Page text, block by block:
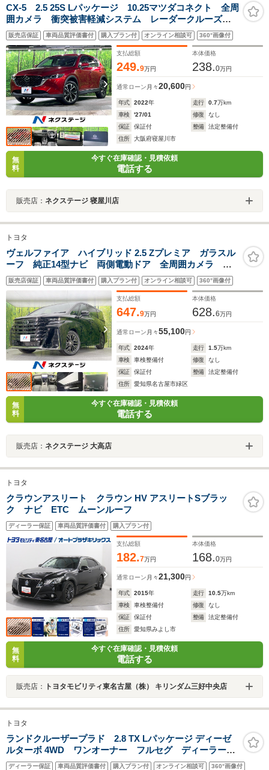
CX-5 2.5 25S Lパッケージ 10.25マツダコネクト 全周
囲カメラ 衝突被害軽減システム レーダークルーズ
電動リアゲート レザーシート コーナーセンサー ス
マートキー LEDヘッド ETC オートハイビーム
販売店保証 車両品質評価書付 購入プラン付 オンライン相談可 360°画像付
支払総額
249.9万円
本体価格
238.0万円
通常ローン 月々20,600円
年式 2022年 走行 0.7万km
車検
'27/01 修復
なし
保証
保証付 整備
法定整備付
住所
大阪府寝屋川市
無
料
今すぐ在庫確認・見積依頼
電話する
販売店： ネクステージ 寝屋川店
トヨタ
ヴェルファイア ハイブリッド 2.5 Zプレミア ガラスル
ーフ 純正14型ナビ 両側電動ドア 全周囲カメラ 衝
突軽減装置 レーダークルーズ 禁煙車 電動リアゲー
ト レザーシート シートエアコン コーナーセンサ
ー スマートキー BSM オットマン
販売店保証 車両品質評価書付 購入プラン付 オンライン相談可 360°画像付
支払総額
647.9万円
本体価格
628.6万円
通常ローン 月々55,100円
年式 2024年 走行 1.5万km
車検
車検整備付 修復
なし
保証
保証付 整備
法定整備付
住所
愛知県名古屋市緑区
無
料
今すぐ在庫確認・見積依頼
電話する
販売店： ネクステージ 大高店
トヨタ
クラウンアスリート クラウン HV アスリートSブラッ
ク ナビ ETC ムーンルーフ
ディーラー保証 車両品質評価書付 購入プラン付
支払総額
182.7万円
本体価格
168.0万円
通常ローン 月々21,300円
年式 2015年 走行 10.5万km
車検
車検整備付 修復
なし
保証
保証付 整備
法定整備付
住所
愛知県みよし市
無
料
今すぐ在庫確認・見積依頼
電話する
販売店： トヨタモビリティ東名古屋（株） キリンダム三好中央店
トヨタ
ランドクルーザープラド 2.8 TX Lパッケージ ディーゼ
ルターボ 4WD ワンオーナー フルセグ ディーラーナ
ビ ETC ABS バックカメラ スペアタイヤ
ディーラー保証 車両品質評価書付 購入プラン付 オンライン相談可 360°画像付